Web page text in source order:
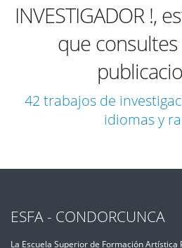
INVESTIGADOR !,
que
42 trabajos de
idiomas y
ESFA - CONDORCUNCA
La Escuela Superior de Formación Artística